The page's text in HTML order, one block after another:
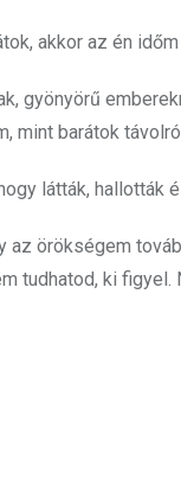
akkor az én
gyönyörű
mint barátok
látták, hallották
az örökségem
ki figyel.